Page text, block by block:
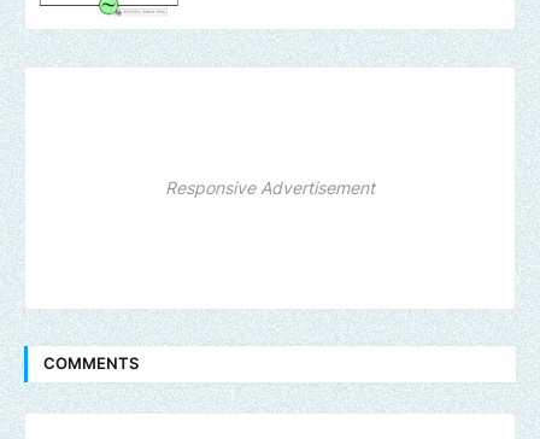
Responsive Advertisement
COMMENTS